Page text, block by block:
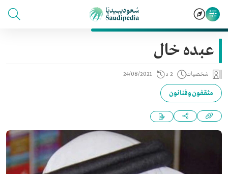
عبده خال
شخصيات 2 د 24/08/2021
مثقفون وفنانون